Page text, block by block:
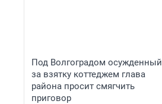
Под Волгоградом осужденный
за взятку коттеджем глава
района просит смягчить
приговор